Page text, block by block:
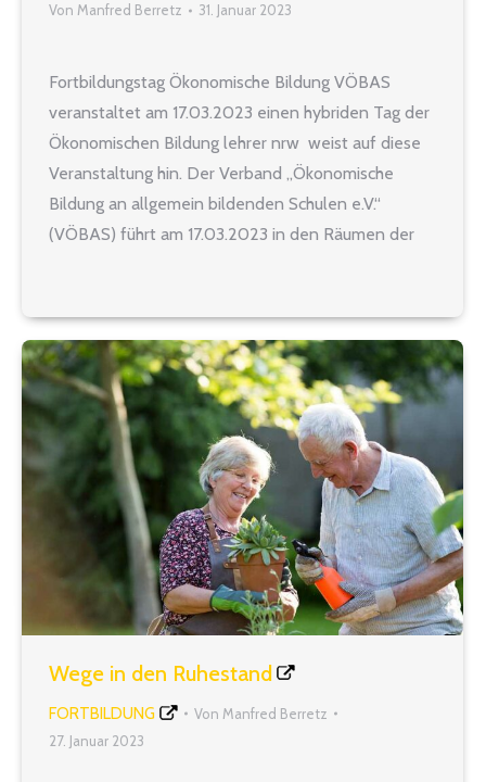
Von Manfred Berretz 31. Januar 2023
Fortbildungstag Ökonomische Bildung VÖBAS
veranstaltet am 17.03.2023 einen hybriden Tag der
Ökonomischen Bildung lehrer nrw weist auf diese
Veranstaltung hin. Der Verband „Ökonomische
Bildung an allgemein bildenden Schulen e.V.“
(VÖBAS) führt am 17.03.2023 in den Räumen der
sich an Lehrkräfte aller Schulformen…
Wege in den Ruhestand
FORTBILDUNG Von Manfred Berretz
27. Januar 2023